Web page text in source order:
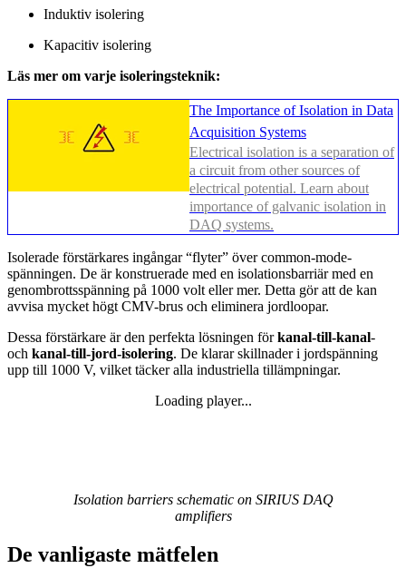
Induktiv isolering
Kapacitiv isolering
Läs mer om varje isoleringsteknik:
The Importance of Isolation in Data
Acquisition Systems
Electrical isolation is a separation of
a circuit from other sources of
electrical potential. Learn about
importance of galvanic isolation in
DAQ systems.
Isolerade förstärkares ingångar “flyter” över common-mode-
spänningen. De är konstruerade med en isolationsbarriär med en
genombrottsspänning på 1000 volt eller mer. Detta gör att de kan
avvisa mycket högt CMV-brus och eliminera jordloopar.
Dessa förstärkare är den perfekta lösningen förkanal-till-kanal-
och kanal-till-jord-isolering. De klarar skillnader i jordspänning
upp till 1000 V, vilket täcker alla industriella tillämpningar.
Loading player...
Isolation barriers schematic on SIRIUS DAQ
amplifiers
De vanligaste mätfelen